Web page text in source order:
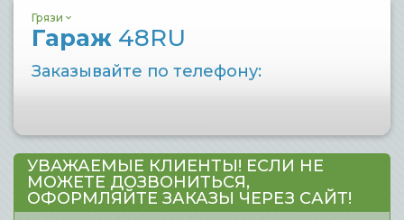
Грязи
Гараж 48RU
Заказывайте по телефону:
УВАЖАЕМЫЕ КЛИЕНТЫ! ЕСЛИ НЕ
МОЖЕТЕ ДОЗВОНИТЬСЯ,
ОФОРМЛЯЙТЕ ЗАКАЗЫ ЧЕРЕЗ САЙТ!